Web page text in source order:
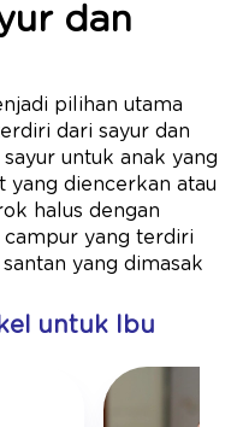
dan
pilihan utama
dari sayur dan
untuk anak yang
yang diencerkan atau
halus dengan
yang terdiri
yang dimasak
untuk Ibu